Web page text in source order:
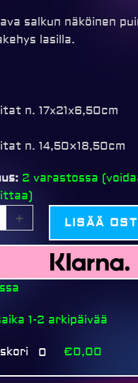
salkun näköinen
lasilla.
n. 17x21x6,50cm
n. 14,50×18,50cm
2 varastossa
+ LISÄÄ
1-2 arkipäivää
0 €0,00